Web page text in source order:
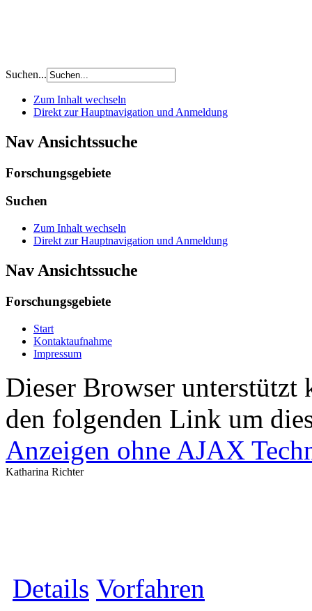
Suchen...
Zum Inhalt wechseln
Direkt zur Hauptnavigation und Anmeldung
Nav Ansichtssuche
Forschungsgebiete
Suchen
Zum Inhalt wechseln
Direkt zur Hauptnavigation und Anmeldung
Nav Ansichtssuche
Forschungsgebiete
Start
Kontaktaufnahme
Impressum
Dieser Browser
den folgenden Link um
Anzeigen ohne AJAX
Katharina Richter
Details Vorfahren